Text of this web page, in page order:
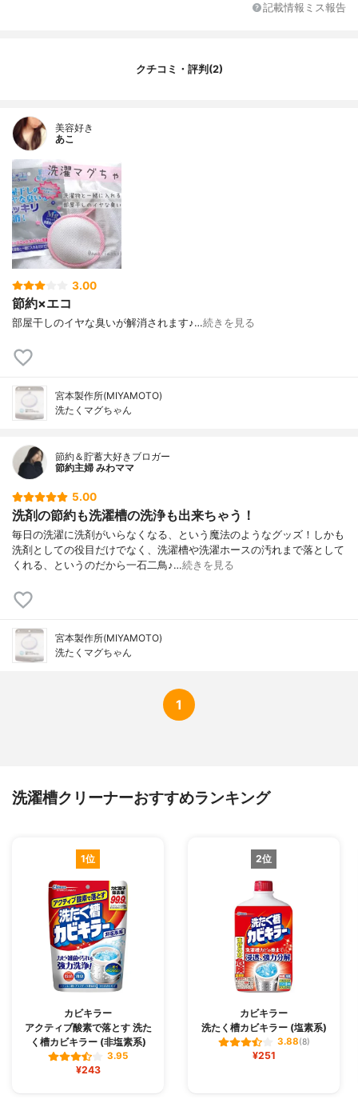
記載情報ミス報告
クチコミ・評判(2)
美容好き
あこ
3.00
節約×エコ
部屋干しのイヤな臭いが解消されます♪…続きを見る
宮本製作所(MIYAMOTO)
洗たくマグちゃん
節約＆貯蓄大好きブロガー
節約主婦 みわママ
5.00
洗剤の節約も洗濯槽の洗浄も出来ちゃう！
毎日の洗濯に洗剤がいらなくなる、という魔法のようなグッズ！しかも
洗剤としての役目だけでなく、洗濯槽や洗濯ホースの汚れまで落として
くれる、というのだから一石二鳥♪…続きを見る
宮本製作所(MIYAMOTO)
洗たくマグちゃん
1
洗濯槽クリーナーおすすめランキング
1位
カビキラー
アクティブ酸素で落とす 洗た
く槽カビキラー (非塩素系)
3.95
¥243
2位
カビキラー
洗たく槽カビキラー (塩素系)
3.88(8)
¥251